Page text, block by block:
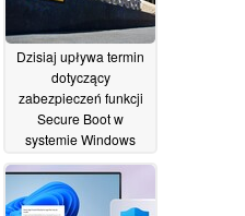
Dzisiaj upływa termin
dotyczący
zabezpieczeń funkcji
Secure Boot w
systemie Windows
24/06/2026